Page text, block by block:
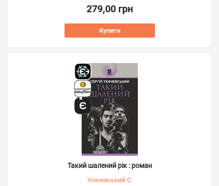
279,00 грн
Купити
Такий шалений рік : роман
Ухачевський С.